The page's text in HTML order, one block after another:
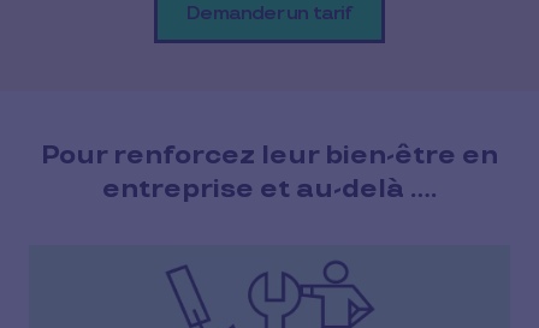
Demander un tarif
Pour renforcez leur bien-être en
entreprise et au-delà ….